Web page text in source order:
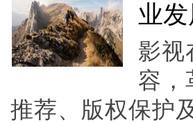
业
影视
容，
推荐、版权保护